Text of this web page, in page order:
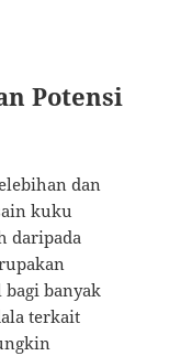
Potensi
dan
kuku
daripada
banyak
terkait